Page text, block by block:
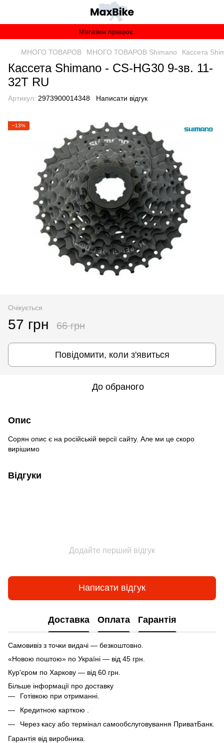
Магазин працює
МНОГО ТОВАРОВ МНОГО ТОВАРОВ Shimano Кассета
Кассета Shimano - CS-HG30 9-зв. 11-
32T RU
Артикул: 2973900014348 Написати відгук
−13%
Очікується
57 грн 66 грн
Повідомити, коли з'явиться
До обраного
Опис
Сорян опис є на російській версії сайту. Але ми це скоро
вирішимо
Відгуки
Додайте перший відгук
Написати відгук
Доставка Оплата Гарантія
Самовивіз з точки видачі — безкоштовно.
«Новою поштою» по Україні — від 45 грн.
Кур'єром по Харкову — від 60 грн.
Більше інформації про доставку
Готівкою при отриманні.
Кредитною карткою .
Через касу або термінал самообслуговування ПриватБанк.
Гарантія від виробника.